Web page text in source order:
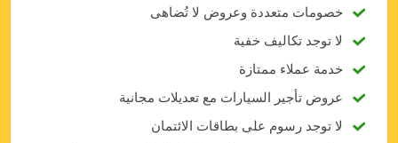
خصومات متعددة وعروض لا تُضاهى
لا توجد تكاليف خفية
خدمة عملاء ممتازة
عروض تأجير السيارات مع تعديلات مجانية
لا توجد رسوم على بطاقات الائتمان